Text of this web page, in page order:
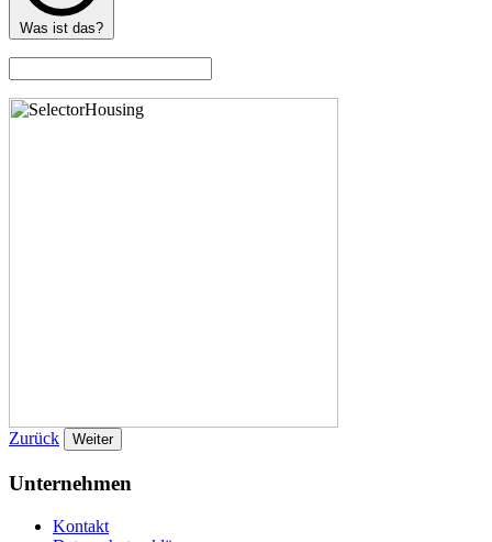
Was ist das?
Zurück Weiter
Unternehmen
Kontakt